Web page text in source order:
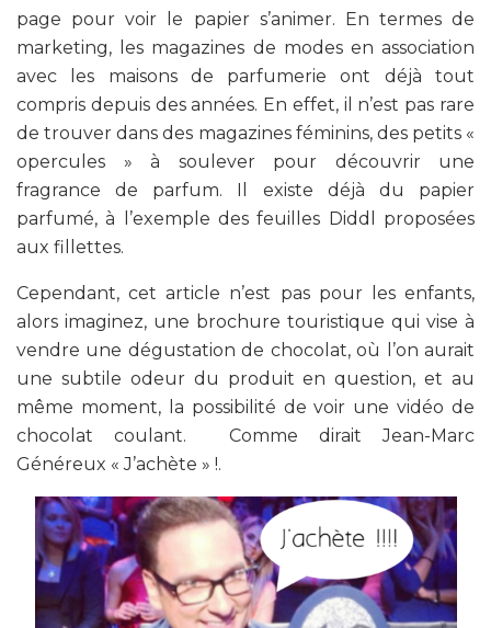
page pour voir le papier s’animer. En termes de
marketing, les magazines de modes en association
avec les maisons de parfumerie ont déjà tout
compris depuis des années. En effet, il n’est pas rare
de trouver dans des magazines féminins, des petits «
opercules » à soulever pour découvrir une
fragrance de parfum. Il existe déjà du papier
parfumé, à l’exemple des feuilles Diddl proposées
aux fillettes.
Cependant, cet article n’est pas pour les enfants,
alors imaginez, une brochure touristique qui vise à
vendre une dégustation de chocolat, où l’on aurait
une subtile odeur du produit en question, et au
même moment, la possibilité de voir une vidéo de
chocolat coulant. Comme dirait Jean-Marc
Généreux « J’achète » !.